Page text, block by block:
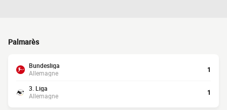
Palmarès
Bundesliga
Allemagne
1
3. Liga
Allemagne
1